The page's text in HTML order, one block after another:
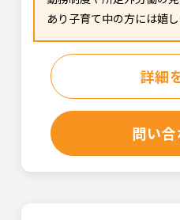
あり子育て中の方には嬉
詳細
問い